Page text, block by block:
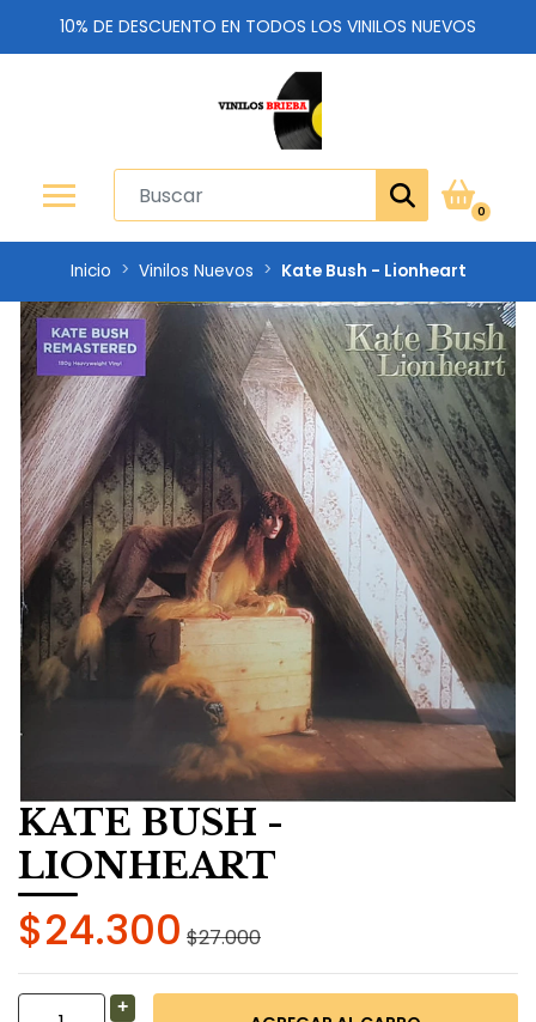
10% DE DESCUENTO EN TODOS LOS VINILOS NUEVOS
0
Inicio Vinilos Nuevos Kate Bush - Lionheart
KATE BUSH -
LIONHEART
$24.300 $27.000
+